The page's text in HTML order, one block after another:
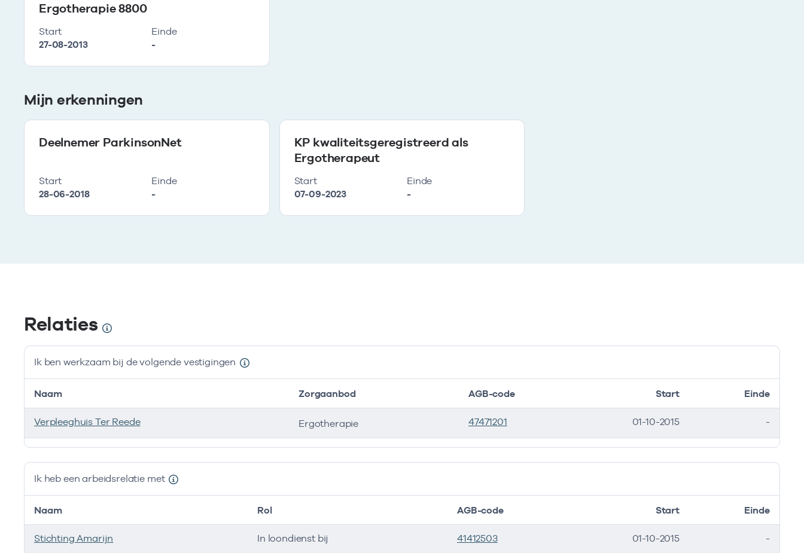
Ergotherapie 8800
Start
27-08-2013
Einde
-
Mijn erkenningen
Deelnemer ParkinsonNet
Start
28-06-2018
Einde
-
KP kwaliteitsgeregistreerd als
Ergotherapeut
Start
07-09-2023
Einde
-
Relaties
Ik ben werkzaam bij de volgende vestigingen
Ik ben werkzaam bij de volgende vestigingen
Naam Zorgaanbod AGB-code Start Einde
Verpleeghuis Ter Reede Ergotherapie 47471201 01-10-2015 -
Ik heb een arbeidsrelatie met
Naam Rol AGB-code Start Einde
Stichting Amarijn In loondienst bij 41412503 01-10-2015 -